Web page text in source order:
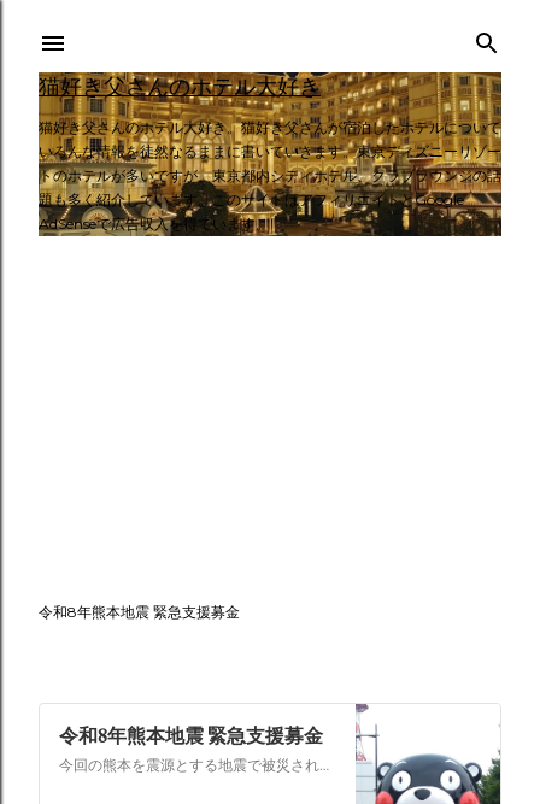
スキップしてメイン コンテンツに移動
猫好き父さんのホテル大好き
猫好き父さんのホテル大好き。猫好き父さんが宿泊したホテルについて
いろんな情報を徒然なるままに書いていきます。東京ディズニーリゾー
トのホテルが多いですが、東京都内シティホテル、クラブラウンジの話
題も多く紹介しています。このサイトはアフィリエイトとGoogle
AdSenseで広告収入を得ています。
令和8年熊本地震 緊急支援募金
令和8年熊本地震 緊急支援募金
今回の熊本を震源とする地震で被災された皆さままだまだ余震も続き大変な時間を過ごされていると思います。心よりお見舞い申し上げます